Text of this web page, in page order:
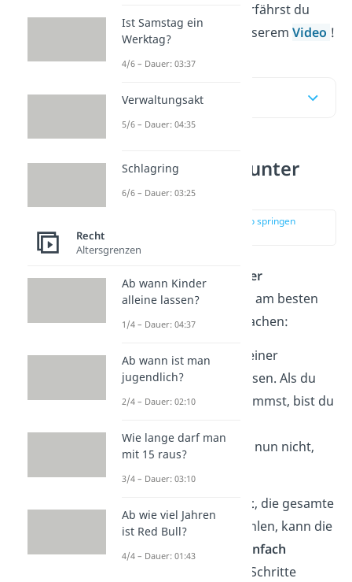
dabei beachten musst, erfährst du
hier im Beitrag und in unseremVideo !
Inhaltsübersicht
Was bedeutet „unter
Vorbehalt“?
zur Stelle im Video springen
DieBedeutungvon
„unter
Vorbehalt“kannst du dir am besten
an einemBeispiel
klarmachen:
Du hast deinFahrrad
in einer
Werkstatt reparieren
lassen. Als du
dann die Rechnung bekommst, bist du
einverstanden. Du weißt nun nicht,
weigerst, die gesamte
Rechnungssumme zu zahlen, kann die
Werkstatt dasFahrrad einfach
und rechtliche Schritte
Ist Samstag ein
Werktag?
4/6 – Dauer: 03:37
Verwaltungsakt
5/6 – Dauer: 04:35
Schlagring
6/6 – Dauer: 03:25
Recht
Altersgrenzen
Ab wann Kinder
alleine lassen?
1/4 – Dauer: 04:37
Ab wann ist man
jugendlich?
2/4 – Dauer: 02:10
Wie lange darf man
mit 15 raus?
3/4 – Dauer: 03:10
Ab wie viel Jahren
ist Red Bull?
4/4 – Dauer: 01:43